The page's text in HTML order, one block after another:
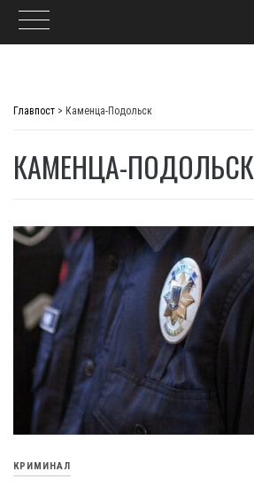
Главпост > Каменца-Подольск
КАМЕНЦА-ПОДОЛЬСК
КРИМИНАЛ